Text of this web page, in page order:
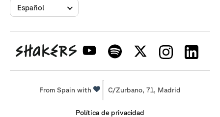
Español
From Spain with C/Zurbano, 71, Madrid
Política de privacidad